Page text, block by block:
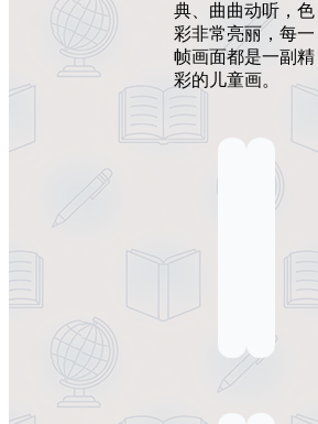
典、曲曲动听，色
彩非常亮丽，每一
帧画面都是一副精
彩的儿童画。